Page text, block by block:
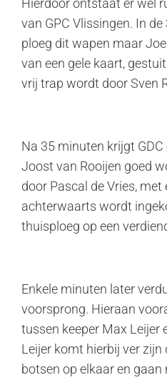
Hierdoor ontstaat er wel
van GPC Vlissingen. In
ploeg dit wapen maar
van een gele kaart,
vrij trap wordt door Sven
Na 35 minuten krijgt
Joost van Rooijen goed
door Pascal de Vries, met
achterwaarts wordt
thuisploeg op een
Enkele minuten later
voorsprong. Hieraan
tussen keeper Max Leijer
Leijer komt hierbij ver zijn
botsen op elkaar en gaan